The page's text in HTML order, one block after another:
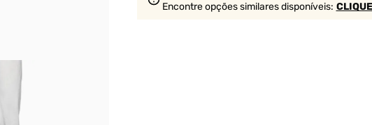
Encontre opções similaresdisponíveis: